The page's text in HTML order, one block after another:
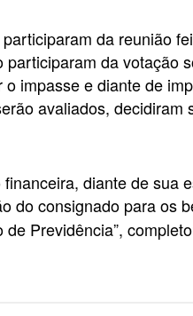
da reunião
da votação
impasse e diante de
avaliados, decidiram
diante de sua
do consignado para os
Previdência”,